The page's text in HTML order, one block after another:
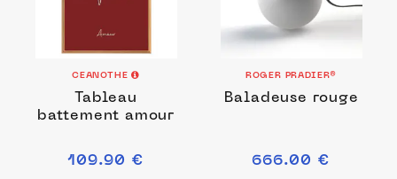
CEANOTHE
Tableau
battement amour
109.90 €
ROGER PRADIER®
Baladeuse rouge
666.00 €